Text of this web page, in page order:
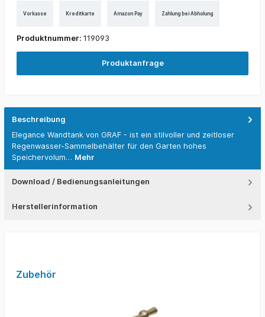
Vorkasse Kreditkarte Amazon Pay Zahlung bei Abholung
Produktnummer: 119093
Produktanfrage
Beschreibung
Elegance Wandtank von GRAF - ist ein stilvoller und zeitloser
Regenwasser-Sammelbehälter für den Garten hohes
Speichervolum… Mehr
Download / Bedienungsanleitungen
Herstellerinformation
Zubehör